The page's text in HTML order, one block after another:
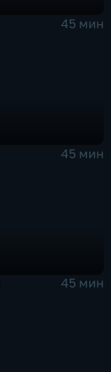
45 мин
45 мин
45 мин